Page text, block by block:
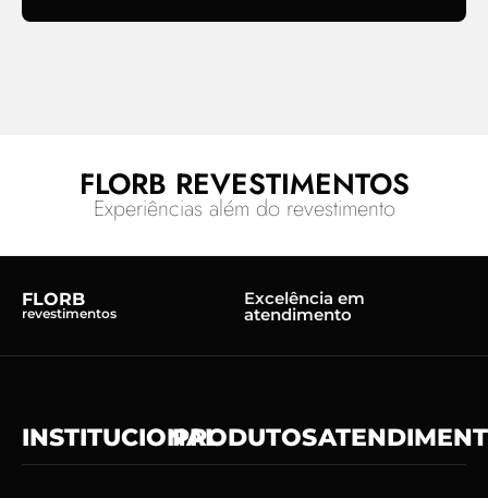
FLORB REVESTIMENTOS
Experiências além do revestimento
FLORB
revestimentos
Excelência em
atendimento
INSTITUCIONALPRODUTOS